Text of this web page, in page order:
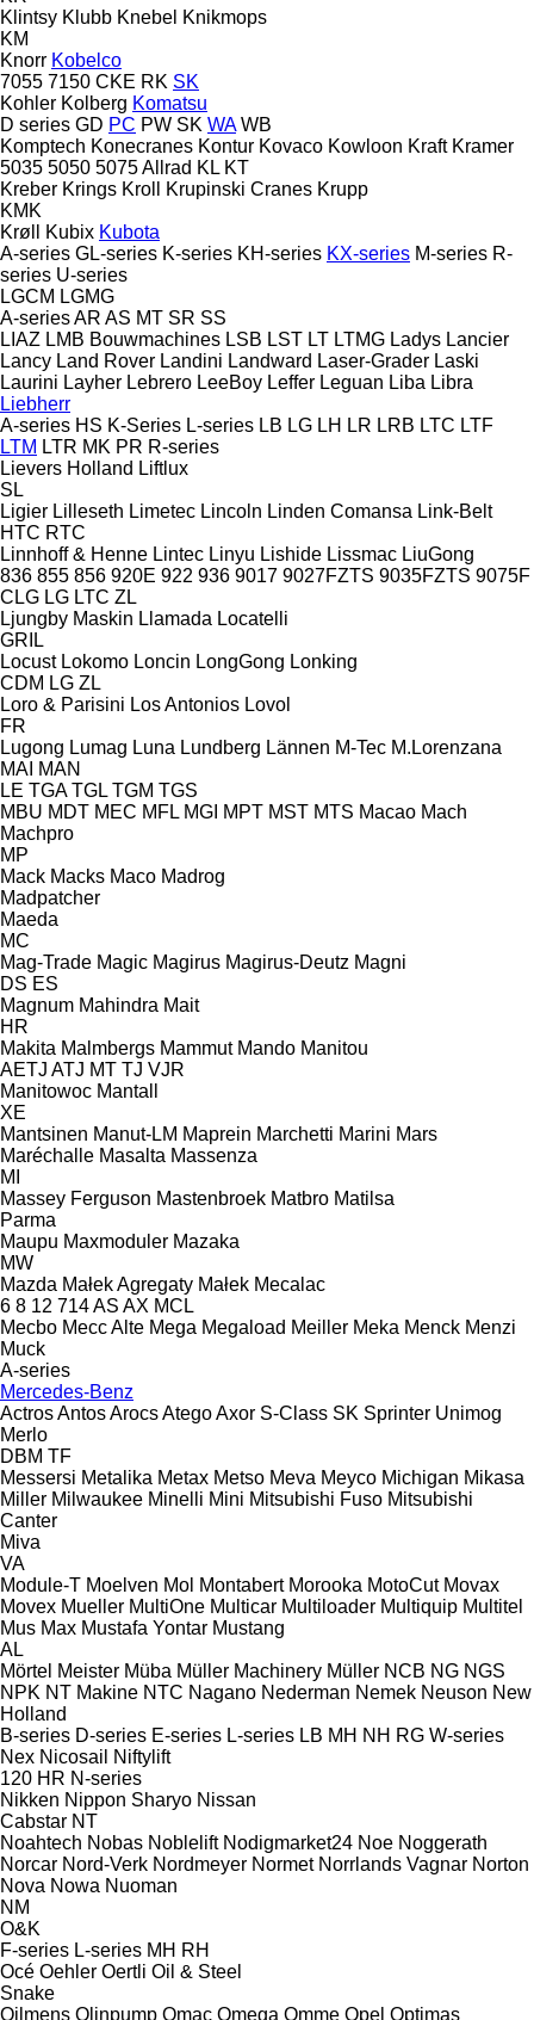
Klintsy Klubb Knebel Knikmops
KM
Knorr Kobelco
7055 7150 CKE RK SK
Kohler Kolberg Komatsu
D series GD PC PW SK WA WB
Komptech Konecranes Kontur Kovaco Kowloon Kraft Kramer
5035 5050 5075Allrad KL KT
Kreber Krings Kroll Krupinski Cranes Krupp
KMK
Krøll
Kubix Kubota
A-series GL-series K-series KH-series KX-series M-series R-
series U-series
LGCM LGMG
A-seriesAR AS MT SR SS
LIAZ LMB Bouwmachines LSB LST LT LTMG Ladys Lancier
Lancy Land Rover Landini Landward Laser-Grader Laski
Laurini Layher Lebrero LeeBoy Leffer Leguan Liba Libra
Liebherr
A-series HS K-Series L-series LB LG LH LR LRB LTC LTF
LTM LTR MK PR R-series
Lievers Holland Liftlux
SL
Ligier Lilleseth Limetec Lincoln Linden Comansa Link-Belt
HTC RTC
Linnhoff & Henne Lintec Linyu Lishide Lissmac LiuGong
836 855 856 920E 922 936 9017 9027FZTS 9035FZTS 9075F
CLG LG LTC ZL
Ljungby Maskin Llamada Locatelli
GRIL
Locust Lokomo Loncin LongGong Lonking
CDM LG ZL
Loro & Parisini Los Antonios Lovol
FR
Lugong Lumag Luna Lundberg Lännen M-Tec M.Lorenzana
MAI MAN
LE TGA TGL TGM TGS
MBU MDT MEC MFL MGI MPT MST MTS Macao Mach
Machpro
MP
Mack Macks Maco Madrog
Madpatcher
Maeda
MC
Mag-Trade Magic Magirus Magirus-Deutz Magni
DS ES
Magnum Mahindra Mait
HR
Makita Malmbergs Mammut Mando Manitou
AETJ ATJ MT TJ VJR
Manitowoc Mantall
XE
Mantsinen Manut-LM Maprein Marchetti Marini Mars
Maréchalle Masalta Massenza
MI
Massey Ferguson Mastenbroek Matbro Matilsa
Parma
Maupu Maxmoduler Mazaka
MW
Mazda Małek Agregaty Małek Mecalac
6 8 12 714AS AX MCL
Mecbo Mecc Alte Mega Megaload Meiller Meka Menck Menzi
Muck
A-series
Mercedes-Benz
ActrosAntosArocsAtegoAxor S-Class SK Sprinter Unimog
Merlo
DBM TF
Messersi Metalika Metax Metso Meva Meyco Michigan Mikasa
Miller Milwaukee Minelli Mini Mitsubishi Fuso Mitsubishi
Canter
Miva
VA
Module-T Moelven Mol Montabert Morooka MotoCut Movax
Movex Mueller MultiOne Multicar Multiloader Multiquip Multitel
Mus Max Mustafa Yontar Mustang
AL
Mörtel Meister Müba Müller Machinery Müller NCB NG NGS
NPK NT Makine NTC Nagano Nederman Nemek Neuson New
Holland
B-series D-series E-series L-series LB MH NH RG W-series
Nex Nicosail
Niftylift
120 HR N-series
Nikken Nippon Sharyo Nissan
Cabstar NT
Noahtech Nobas Noblelift Nodigmarket24 Noe Noggerath
Norcar Nord-Verk Nordmeyer Normet Norrlands Vagnar Norton
Nova Nowa Nuoman
NM
O&K
F-series L-series MH RH
Océ Oehler Oertli Oil & Steel
Snake
Oilmens Olinpump Omac Omega Omme Opel Optimas